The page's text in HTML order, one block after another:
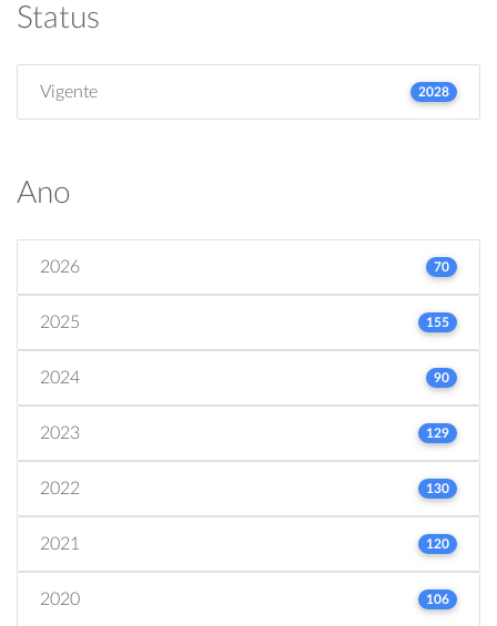
Status
Vigente 2028
Ano
2026 70
2025 155
2024 90
2023 129
2022 130
2021 120
2020 106